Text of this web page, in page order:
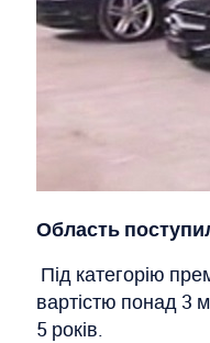
Область
Під категорію
вартістю понад 3
5 років.